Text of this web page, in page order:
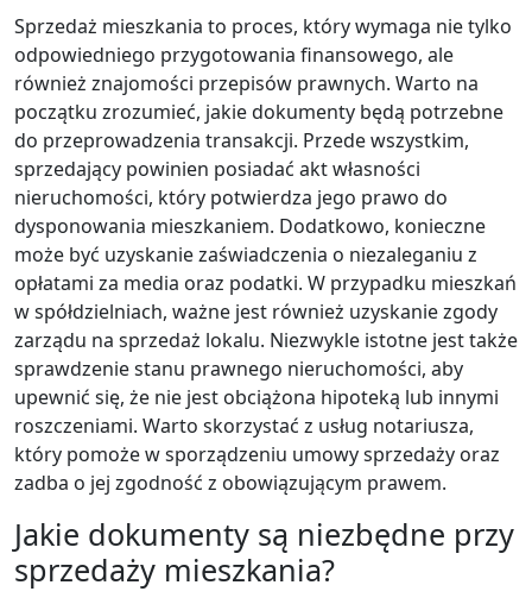
Sprzedaż mieszkania to proces, który wymaga nie tylko
odpowiedniego przygotowania finansowego, ale
również znajomości przepisów prawnych. Warto na
początku zrozumieć, jakie dokumenty będą potrzebne
do przeprowadzenia transakcji. Przede wszystkim,
sprzedający powinien posiadać akt własności
nieruchomości, który potwierdza jego prawo do
dysponowania mieszkaniem. Dodatkowo, konieczne
może być uzyskanie zaświadczenia o niezaleganiu z
opłatami za media oraz podatki. W przypadku mieszkań
w spółdzielniach, ważne jest również uzyskanie zgody
zarządu na sprzedaż lokalu. Niezwykle istotne jest także
sprawdzenie stanu prawnego nieruchomości, aby
upewnić się, że nie jest obciążona hipoteką lub innymi
roszczeniami. Warto skorzystać z usług notariusza,
który pomoże w sporządzeniu umowy sprzedaży oraz
zadba o jej zgodność z obowiązującym prawem.
Jakie dokumenty są niezbędne przy
sprzedaży mieszkania?